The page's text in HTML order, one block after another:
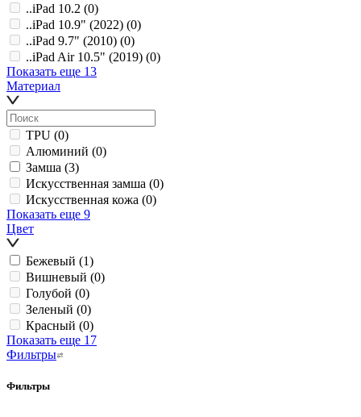
..iPad 10.2 (0)
..iPad 10.9" (2022) (0)
..iPad 9.7" (2010) (0)
..iPad Air 10.5" (2019) (0)
Показать еще 13
Материал
TPU (0)
Алюминий (0)
Замша (3)
Искусственная замша (0)
Искусственная кожа (0)
Показать еще 9
Цвет
Бежевый (1)
Вишневый (0)
Голубой (0)
Зеленый (0)
Красный (0)
Показать еще 17
Фильтры
Фильтры